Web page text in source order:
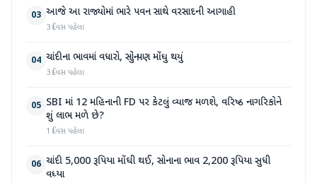
03 આજે આ રાજ્યોમાં ભારે પવન સાથે વરસાદની આગાહી
3 દિવસ પહેલા
04 ચાંદીના ભાવમાં વધારો, સોનું પણ મોંઘુ થયું
3 દિવસ પહેલા
05 SBI માં 12 મહિનાની FD પર કેટલું વ્યાજ મળશે, વરિષ્ઠ નાગરિકોને
શું લાભ મળે છે?
1 દિવસ પહેલા
06 ચાંદી 5,000 રૂપિયા મોંઘી થઈ, સોનાના ભાવ 2,200 રૂપિયા સુધી
વધ્યા